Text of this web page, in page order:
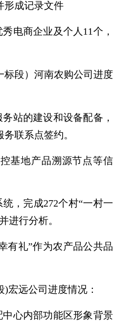
形成记录文件
电商企业及个人11个，
标段）河南农购公司进度
站的建设和设备配备，
联系点签约。
基地产品溯源节点等信
，完成272个村“一村一
进行分析。
有礼”作为农产品公共品
)宏远公司进度情况：
中心内部功能区形象背景